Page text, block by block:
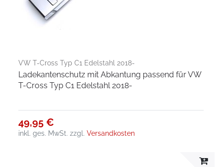
VW T-Cross Typ C1 Edelstahl 2018-
Ladekantenschutz mit Abkantung passend für VW
T-Cross Typ C1 Edelstahl 2018-
49,95 €
inkl. ges. MwSt. zzgl.Versandkosten